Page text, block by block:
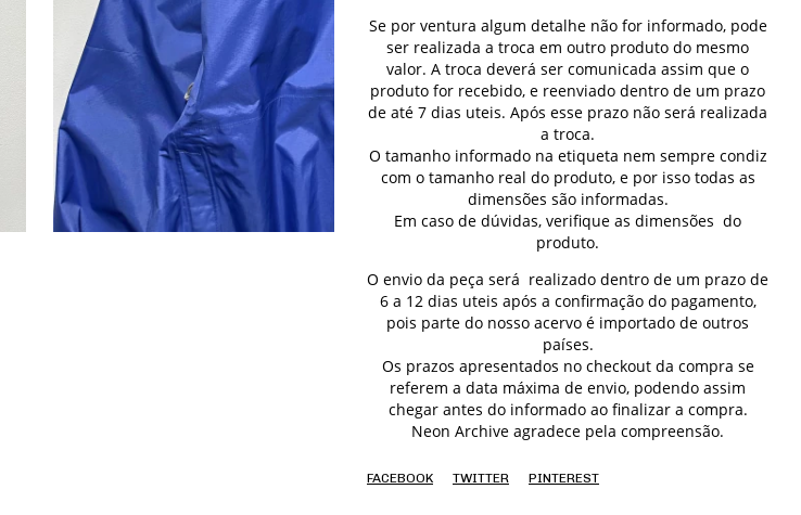
Se por ventura algum detalhe não for informado, pode
ser realizada a troca em outro produto do mesmo
valor. A troca deverá ser comunicada assim que o
produto for recebido, e reenviado dentro de um prazo
de até 7 dias uteis. Após esse prazo não será realizada
a troca.
O tamanho informado na etiqueta nem sempre condiz
com o tamanho real do produto, e por isso todas as
dimensões são informadas.
Em caso de dúvidas, verifique as dimensões do
produto.
O envio da peça será realizado dentro de um prazo de
6 a 12 dias uteis após a confirmação do pagamento,
pois parte do nosso acervo é importado de outros
países.
Os prazos apresentados no checkout da compra se
referem a data máxima de envio, podendo assim
chegar antes do informado ao finalizar a compra.
Neon Archive agradece pela compreensão.
FACEBOOK TWITTER PINTEREST